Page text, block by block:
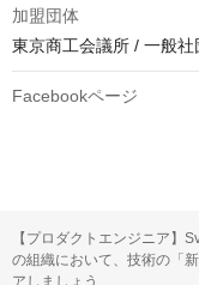
加盟団体
東京商工会議所 / 一般
Facebookページ
【プロダクトエンジニア】
の組織において、技術の「